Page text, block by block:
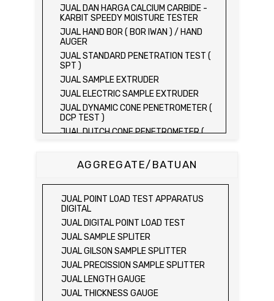
JUAL DAN HARGA CALCIUM CARBIDE -
KARBIT SPEEDY MOISTURE TESTER
JUAL HAND BOR ( BOR IWAN ) / HAND
AUGER
JUAL STANDARD PENETRATION TEST (
SPT )
JUAL SAMPLE EXTRUDER
JUAL ELECTRIC SAMPLE EXTRUDER
JUAL DYNAMIC CONE PENETROMETER (
DCP TEST )
JUAL DUTCH CONE PENETROMETER (
SONDIR 5 TON )
JUAL FIELD CBR TEST SET
JUAL PROVING RING PENETROMETER
JUAL TVA PENETROMETER
JUAL LIQUID LIMIT TEST SET
JUAL LIQUID LIMIT DEVICE
JUAL LIQUID LIMIT DEVICE (ELECTRIC)
JUAL PLASTIC LIMIT TEST SET
JUAL SHRINKAGE LIMIT TEST SET
AGGREGATE/BATUAN
JUAL POINT LOAD TEST APPARATUS
DIGITAL
JUAL DIGITAL POINT LOAD TEST
JUAL SAMPLE SPLITER
JUAL GILSON SAMPLE SPLITTER
JUAL PRECISSION SAMPLE SPLITTER
JUAL LENGTH GAUGE
JUAL THICKNESS GAUGE